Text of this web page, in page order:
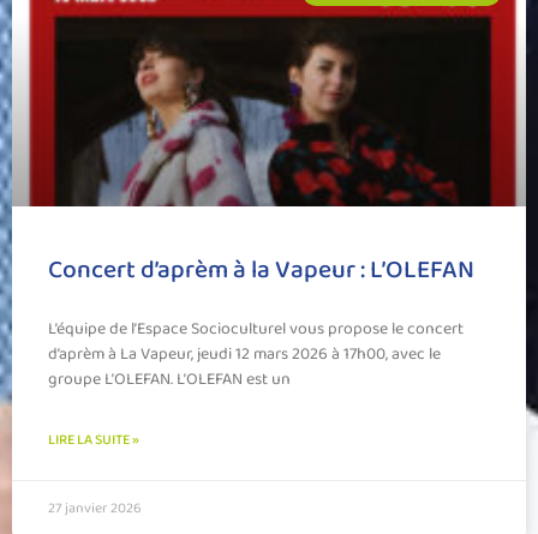
Concert d’aprèm à la Vapeur : L’OLEFAN
L’équipe de l’Espace Socioculturel vous propose le concert
d’aprèm à La Vapeur, jeudi 12 mars 2026 à 17h00, avec le
groupe L’OLEFAN. L’OLEFAN est un
LIRE LA SUITE »
27 janvier 2026